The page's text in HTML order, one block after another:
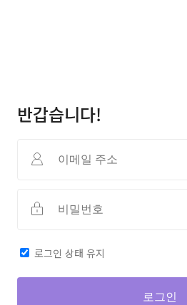
반갑습니다!
로그인 상태 유지
로그인